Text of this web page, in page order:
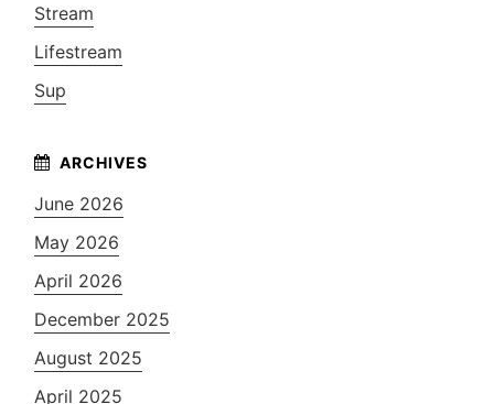
Stream
Lifestream
Sup
June 2026
May 2026
April 2026
December 2025
August 2025
April 2025